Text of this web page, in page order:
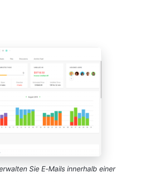
Sie E-Mails innerhalb einer